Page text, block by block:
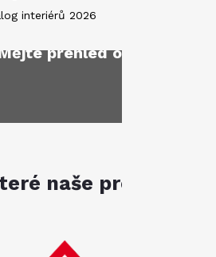
interiérů 2026
přehled o novinkách
naše produkty